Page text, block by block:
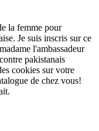
la femme pour
Je suis inscris sur ce
l'ambassadeur
pakistanais
cookies sur votre
de chez vous!